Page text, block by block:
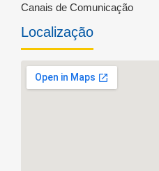
Canais de Comunicação
Localização